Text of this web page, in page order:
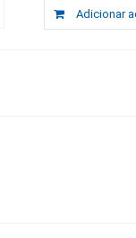
Adicionar